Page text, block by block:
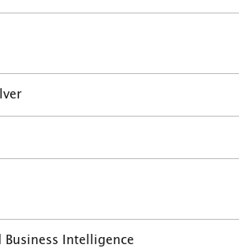
Intelligence